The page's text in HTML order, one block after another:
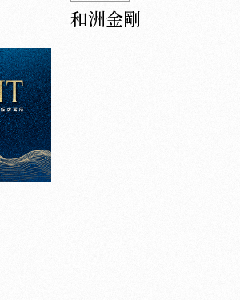
和洲金剛